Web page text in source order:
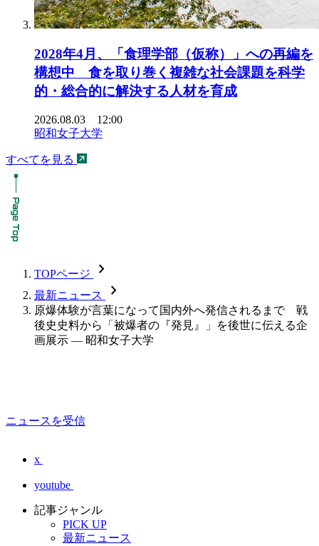
2028年4月、「食理学部（仮称）」への再編を
構想中 食を取り巻く複雑な社会課題を科学
的・総合的に解決する人材を育成
2026.08.03 12:00
昭和女子大学
すべてを見る
TOPページ chevron_forward
最新ニュース chevron_forward
原爆体験が言葉になって国内外へ発信されるまで 戦
後史史料から「被爆者の『発見』」を後世に伝える企
画展示 — 昭和女子大学
ニュースを受信
x
youtube
記事ジャンル
PICK UP
最新ニュース